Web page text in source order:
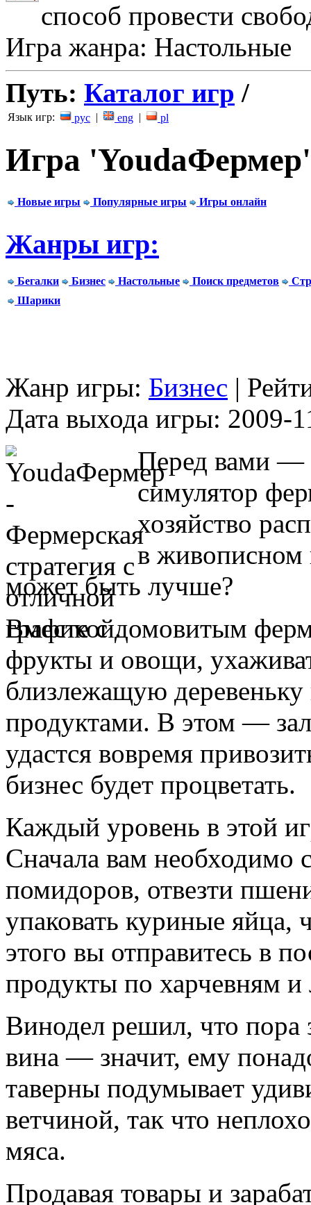
способ провести
Игра жанра: Настольные
Путь: Каталог игр /
Язык игр: рус | eng | pl
Игра 'YoudaФермер'
Новые игры Популярные игры Игры онлайн
Жанры игр:
Бегалки Бизнес Настольные Поиск предметов
Шарики
Жанр игры: Бизнес |
Дата выхода игры: 2009-
Перед вами —
симулятор
хозяйство
в живописном
может быть лучше?
Вместе с домовитым
фрукты и овощи,
близлежащую
продуктами. В этом —
удастся вовремя
бизнес будет процветать.
Каждый уровень в этой
Сначала вам необходимо
помидоров, отвезти
упаковать куриные яйца,
этого вы отправитесь в
продукты по харчевням и
Винодел решил, что пора
вина — значит, ему
таверны подумывает
ветчиной, так что
мяса.
Продавая товары и